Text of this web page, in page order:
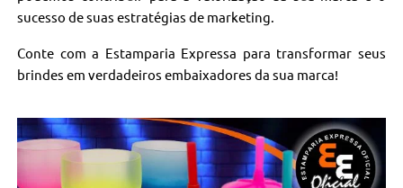
sucesso de suas estratégias de marketing.
Conte com a Estamparia Expressa para transformar seus
brindes em verdadeiros embaixadores da sua marca!